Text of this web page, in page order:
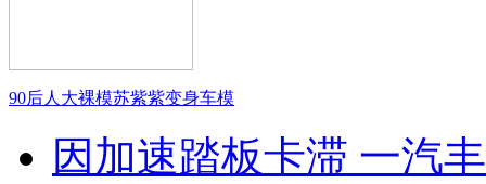
90后人大裸模苏紫紫变身车模
因加速踏板卡滞 一汽